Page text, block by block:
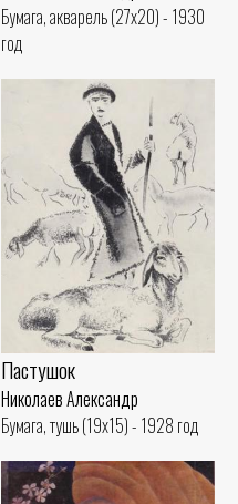
Бумага, акварель (27x20) - 1930
год
Пастушок
Николаев Александр
Бумага, тушь (19x15) - 1928 год